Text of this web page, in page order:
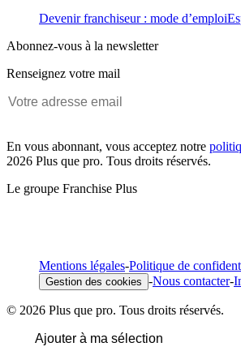
Devenir franchiseur : mode d’emploi
Abonnez-vous à la newsletter
Renseignez votre mail
En vous abonnant, vous acceptez notre
2026 Plus que pro. Tous droits réservés.
Le groupe Franchise Plus
Mentions légales-Politique de
Gestion des cookies -Nous contacter-
© 2026 Plus que pro. Tous droits réservés.
Ajouter à ma sélection